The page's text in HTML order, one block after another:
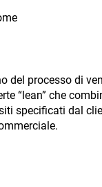
del processo di
“lean” che
specificati dal